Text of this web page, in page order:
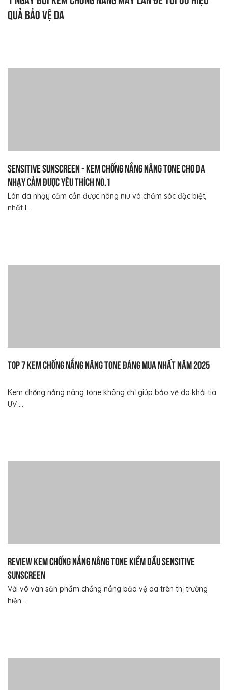
quả bảo vệ da
Sensitive Sunscreen - Kem chống nắng nâng tone cho da
nhạy cảm được yêu thích NO.1
Làn da nhạy cảm cần được nâng niu và chăm sóc đặc biệt,
nhất l...
Top 7 kem chống nắng nâng tone đáng mua nhất năm 2025
Kem chống nắng nâng tone không chỉ giúp bảo vệ da khỏi tia
UV ...
Review kem chống nắng nâng tone kiềm dầu Sensitive
Sunscreen
Với vô vàn sản phẩm chống nắng bảo vệ da trên thị trường
hiện ...